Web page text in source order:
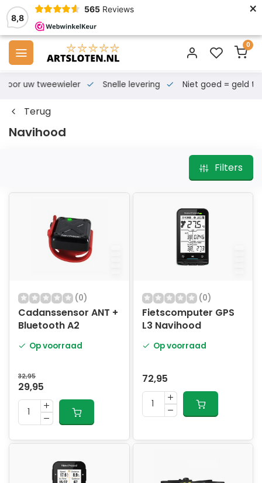
8,8
565 Reviews ×
0
voor uw tweewieler Snelle levering Niet goed = geld
Terug
Navihood
Filters
(0)
Cadanssensor ANT +
Bluetooth A2
Op voorraad
32,95
29,95
(0)
Fietscomputer GPS
L3 Navihood
Op voorraad
72,95